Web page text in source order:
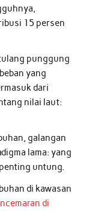
15 persen
punggung
yang
dari
nilai laut:
galangan
lama: yang
untung.
di kawasan
di